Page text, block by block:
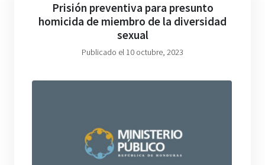
Prisión preventiva para presunto
homicida de miembro de la diversidad
sexual
Publicado el 10 octubre, 2023